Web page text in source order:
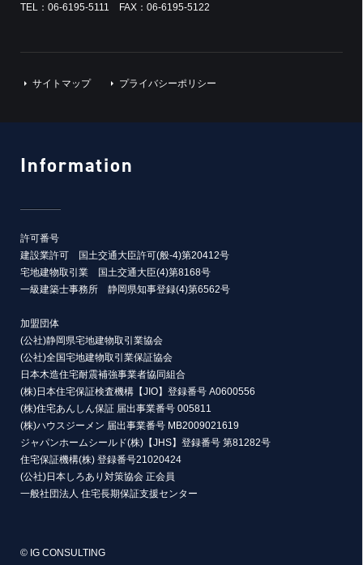
TEL：06-6195-5111 FAX：06-6195-5122
サイトマップ プライバシーポリシー
Information
許可番号
建設業許可 国土交通大臣許可(般-4)第20412号
宅地建物取引業 国土交通大臣(4)第8168号
一級建築士事務所 静岡県知事登録(4)第6562号
加盟団体
(公社)静岡県宅地建物取引業協会
(公社)全国宅地建物取引業保証協会
日本木造住宅耐震補強事業者協同組合
(株)日本住宅保証検査機構【JIO】登録番号 A0600556
(株)住宅あんしん保証 届出事業番号 005811
(株)ハウスジーメン 届出事業番号 MB2009021619
ジャパンホームシールド(株)【JHS】登録番号 第81282号
住宅保証機構(株) 登録番号21020424
(公社)日本しろあり対策協会 正会員
一般社団法人 住宅長期保証支援センター
© IG CONSULTING